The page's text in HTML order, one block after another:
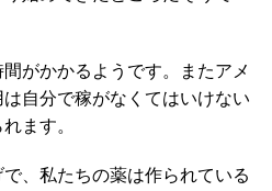
がかかるようです。またアメ
自分で稼がなくてはいけない
ます。
、私たちの薬は作られている